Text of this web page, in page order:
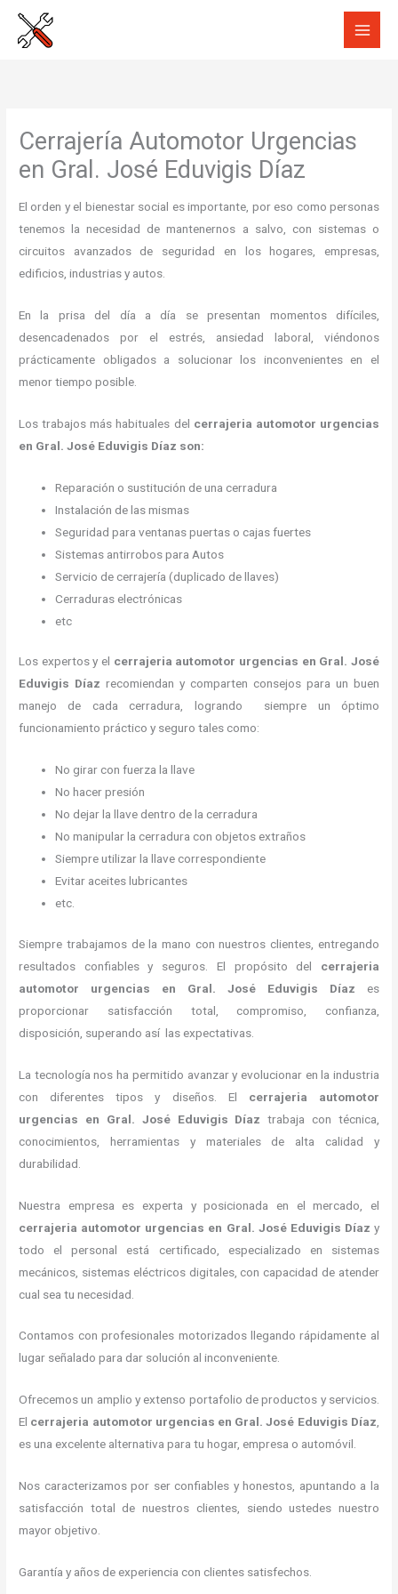
Cerrajería Automotor Urgencias
en Gral. José Eduvigis Díaz
El orden y el bienestar social es importante, por eso como personas
tenemos la necesidad de mantenernos a salvo, con sistemas o
circuitos avanzados de seguridad en los hogares, empresas,
edificios, industrias y autos.
En la prisa del día a día se presentan momentos difíciles,
desencadenados por el estrés, ansiedad laboral, viéndonos
prácticamente obligados a solucionar los inconvenientes en el
menor tiempo posible.
Los trabajos más habituales del cerrajeria automotor urgencias
en Gral. José Eduvigis Díaz son:
Reparación o sustitución de una cerradura
Instalación de las mismas
Seguridad para ventanas puertas o cajas fuertes
Sistemas antirrobos para Autos
Servicio de cerrajería (duplicado de llaves)
Cerraduras electrónicas
etc
Los expertos y el cerrajeria automotor urgencias en Gral. José
Eduvigis Díaz recomiendan y comparten consejos para un buen
manejo de cada cerradura, logrando siempre un óptimo
funcionamiento práctico y seguro tales como:
No girar con fuerza la llave
No hacer presión
No dejar la llave dentro de la cerradura
No manipular la cerradura con objetos extraños
Siempre utilizar la llave correspondiente
Evitar aceites lubricantes
etc.
Siempre trabajamos de la mano con nuestros clientes, entregando
resultados confiables y seguros. El propósito del cerrajeria
automotor urgencias en Gral. José Eduvigis Díaz es
proporcionar satisfacción total, compromiso, confianza,
disposición, superando así las expectativas.
La tecnología nos ha permitido avanzar y evolucionar en la industria
con diferentes tipos y diseños. El cerrajeria automotor
urgencias en Gral. José Eduvigis Díaz trabaja con técnica,
conocimientos, herramientas y materiales de alta calidad y
durabilidad.
Nuestra empresa es experta y posicionada en el mercado, el
cerrajeria automotor urgencias en Gral. José Eduvigis Díaz y
todo el personal está certificado, especializado en sistemas
mecánicos, sistemas eléctricos digitales, con capacidad de atender
cual sea tu necesidad.
Contamos con profesionales motorizados llegando rápidamente al
lugar señalado para dar solución al inconveniente.
Ofrecemos un amplio y extenso portafolio de productos y servicios.
El cerrajeria automotor urgencias en Gral. José Eduvigis Díaz,
es una excelente alternativa para tu hogar, empresa o automóvil.
Nos caracterizamos por ser confiables y honestos, apuntando a la
satisfacción total de nuestros clientes, siendo ustedes nuestro
mayor objetivo.
Garantía y años de experiencia con clientes satisfechos.